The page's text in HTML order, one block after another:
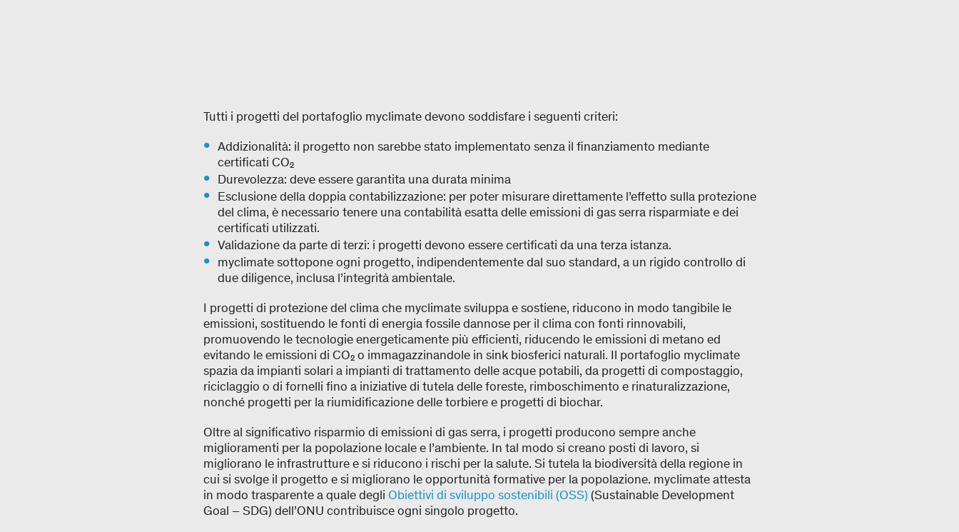
Tutti i progetti del portafoglio myclimate devono soddisfare i seguenti criteri:
Addizionalità: il progetto non sarebbe stato implementato senza il finanziamento mediante
certificati CO₂
Durevolezza: deve essere garantita una durata minima
Esclusione della doppia contabilizzazione: per poter misurare direttamente l’effetto sulla protezione
del clima, è necessario tenere una contabilità esatta delle emissioni di gas serra risparmiate e dei
certificati utilizzati.
Validazione da parte di terzi: i progetti devono essere certificati da una terza istanza.
myclimate sottopone ogni progetto, indipendentemente dal suo standard, a un rigido controllo di
due diligence, inclusa l’integrità ambientale.
I progetti di protezione del clima che myclimate sviluppa e sostiene, riducono in modo tangibile le
emissioni, sostituendo le fonti di energia fossile dannose per il clima con fonti rinnovabili,
promuovendo le tecnologie energeticamente più efficienti, riducendo le emissioni di metano ed
evitando le emissioni di CO₂ o immagazzinandole in sink biosferici naturali. Il portafoglio myclimate
spazia da impianti solari a impianti di trattamento delle acque potabili, da progetti di compostaggio,
riciclaggio o di fornelli fino a iniziative di tutela delle foreste, rimboschimento e rinaturalizzazione,
nonché progetti per la riumidificazione delle torbiere e progetti di biochar.
Oltre al significativo risparmio di emissioni di gas serra, i progetti producono sempre anche
miglioramenti per la popolazione locale e l’ambiente. In tal modo si creano posti di lavoro, si
migliorano le infrastrutture e si riducono i rischi per la salute. Si tutela la biodiversità della regione in
cui si svolge il progetto e si migliorano le opportunità formative per la popolazione. myclimate attesta
in modo trasparente a quale degli Obiettivi di sviluppo sostenibili (OSS) (Sustainable Development
Goal – SDG) dell’ONU contribuisce ogni singolo progetto.